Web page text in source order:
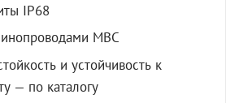
IP68
МВС
и устойчивость к
— по каталогу